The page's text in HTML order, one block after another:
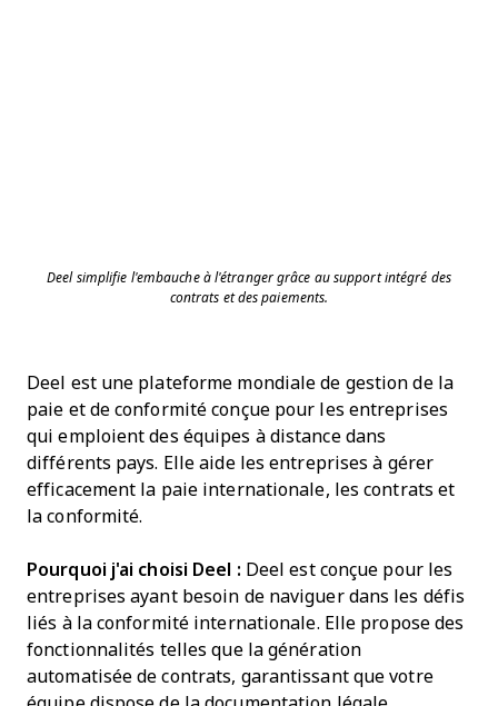
Deel simplifie l'embauche à l'étranger grâce au support intégré des
contrats et des paiements.
Deel est une plateforme mondiale de gestion de la
paie et de conformité conçue pour les entreprises
qui emploient des équipes à distance dans
différents pays. Elle aide les entreprises à gérer
efficacement la paie internationale, les contrats et
la conformité.
Pourquoi j'ai choisi Deel : Deel est conçue pour les
entreprises ayant besoin de naviguer dans les défis
liés à la conformité internationale. Elle propose des
fonctionnalités telles que la génération
automatisée de contrats, garantissant que votre